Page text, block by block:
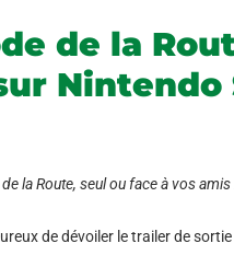
de la
la Route, seul ou face à vos amis
de dévoiler le trailer de sortie